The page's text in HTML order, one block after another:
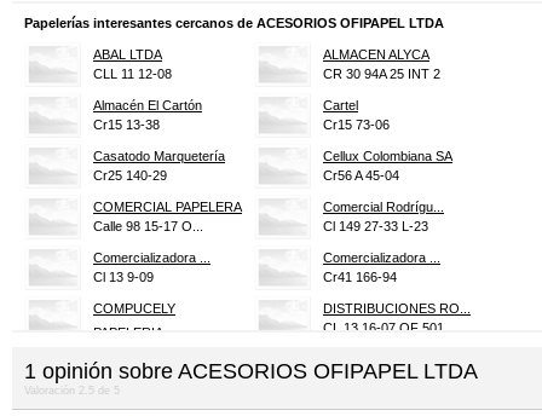
Papelerías interesantes cercanos de ACESORIOS OFIPAPEL LTDA
ABAL LTDA
CLL 11 12-08
ALMACEN ALYCA
CR 30 94A 25 INT 2
Almacén El Cartón
Cr15 13-38
Cartel
Cr15 73-06
Casatodo Marquetería
Cr25 140-29
Cellux Colombiana SA
Cr56 A 45-04
COMERCIAL PAPELERA
Calle 98 15-17 O...
Comercial Rodrígu...
Cl 149 27-33 L-23
Comercializadora ...
Cl 13 9-09
Comercializadora ...
Cr41 166-94
COMPUCELY
PAPELERIA
DISTRIBUCIONES RO...
CL 13 16-07 OF 501
Cr51 46A-31S
FGF DISTRIBUCIONES
Fise
1 opinión sobre ACESORIOS OFIPAPEL LTDA
Valoración 2.5 de 5